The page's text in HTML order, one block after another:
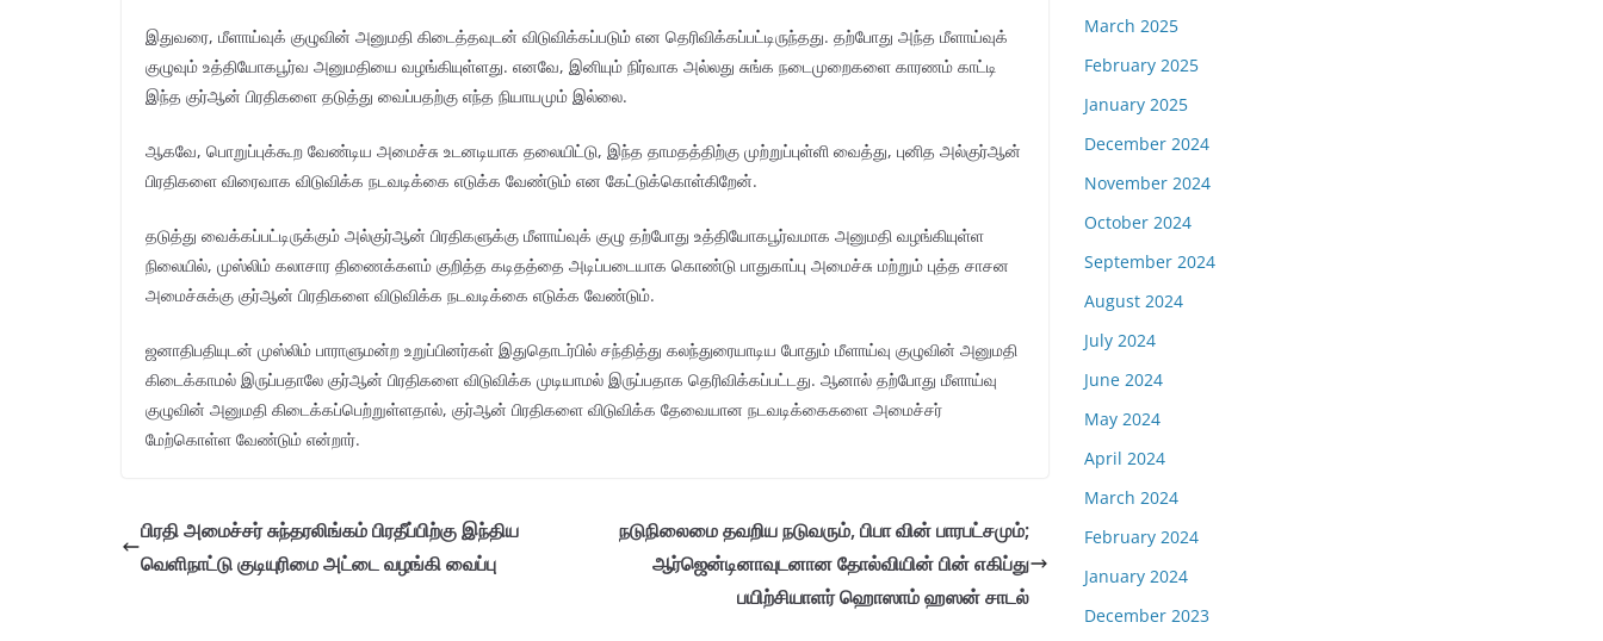
இதுவரை, மீளாய்வுக் குழுவின் அனுமதி கிடைத்தவுடன் விடுவிக்கப்படும் என தெரிவிக்கப்பட்டிருந்தது. தற்போது அந்த மீளாய்வுக்
குழுவும் உத்தியோகபூர்வ அனுமதியை வழங்கியுள்ளது. எனவே, இனியும் நிர்வாக அல்லது சுங்க நடைமுறைகளை காரணம் காட்டி
இந்த குர்ஆன் பிரதிகளை தடுத்து வைப்பதற்கு எந்த நியாயமும் இல்லை.
ஆகவே, பொறுப்புக்கூற வேண்டிய அமைச்சு உடனடியாக தலையிட்டு, இந்த தாமதத்திற்கு முற்றுப்புள்ளி வைத்து, புனித அல்குர்ஆன்
பிரதிகளை விரைவாக விடுவிக்க நடவடிக்கை எடுக்க வேண்டும் என கேட்டுக்கொள்கிறேன்.
தடுத்து வைக்கப்பட்டிருக்கும் அல்குர்ஆன் பிரதிகளுக்கு மீளாய்வுக் குழு தற்போது உத்தியோகபூர்வமாக அனுமதி வழங்கியுள்ள
நிலையில், முஸ்லிம் கலாசார திணைக்களம் குறித்த கடிதத்தை அடிப்படையாக கொண்டு பாதுகாப்பு அமைச்சு மற்றும் புத்த சாசன
அமைச்சுக்கு குர்ஆன் பிரதிகளை விடுவிக்க நடவடிக்கை எடுக்க வேண்டும்.
ஜனாதிபதியுடன் முஸ்லிம் பாராளுமன்ற உறுப்பினர்கள் இதுதொடர்பில் சந்தித்து கலந்துரையாடிய போதும் மீளாய்வு குழுவின் அனுமதி
கிடைக்காமல் இருப்பதாலே குர்ஆன் பிரதிகளை விடுவிக்க முடியாமல் இருப்பதாக தெரிவிக்கப்பட்டது. ஆனால் தற்போது மீளாய்வு
குழுவின் அனுமதி கிடைக்கப்பெற்றுள்ளதால், குர்ஆன் பிரதிகளை விடுவிக்க தேவையான நடவடிக்கைகளை அமைச்சர்
மேற்கொள்ள வேண்டும் என்றார்.
பிரதி அமைச்சர் சுந்தரலிங்கம் பிரதீப்பிற்கு இந்திய
வெளிநாட்டு குடியுரிமை அட்டை வழங்கி வைப்பு
நடுநிலைமை தவறிய நடுவரும், பிபா வின் பாரபட்சமும்;
ஆர்ஜென்டினாவுடனான தோல்வியின் பின் எகிப்து
பயிற்சியாளர் ஹொஸாம் ஹஸன் சாடல்
March 2025
February 2025
January 2025
December 2024
November 2024
October 2024
September 2024
August 2024
July 2024
June 2024
May 2024
April 2024
March 2024
February 2024
January 2024
December 2023